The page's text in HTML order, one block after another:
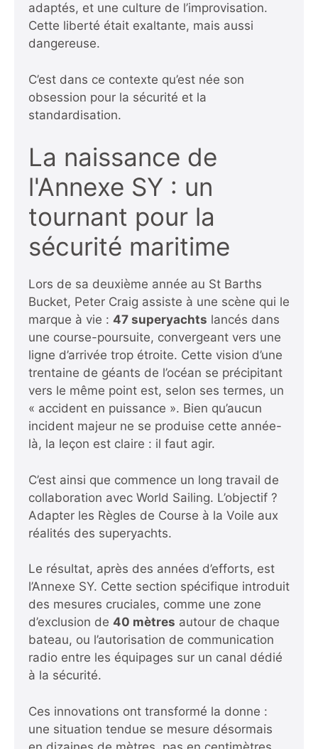
adaptés, et une culture de l’improvisation.
Cette liberté était exaltante, mais aussi
dangereuse.
C’est dans ce contexte qu’est née son
obsession pour la sécurité et la
standardisation.
La naissance de
l'Annexe SY : un
tournant pour la
sécurité maritime
Lors de sa deuxième année au St Barths
Bucket, Peter Craig assiste à une scène qui le
marque à vie : 47 superyachts lancés dans
une course-poursuite, convergeant vers une
ligne d’arrivée trop étroite. Cette vision d’une
trentaine de géants de l’océan se précipitant
vers le même point est, selon ses termes, un
« accident en puissance ». Bien qu’aucun
incident majeur ne se produise cette année-
là, la leçon est claire : il faut agir.
C’est ainsi que commence un long travail de
collaboration avec World Sailing. L’objectif ?
Adapter les Règles de Course à la Voile aux
réalités des superyachts.
Le résultat, après des années d’efforts, est
l’Annexe SY. Cette section spécifique introduit
des mesures cruciales, comme une zone
d’exclusion de 40 mètres autour de chaque
bateau, ou l’autorisation de communication
radio entre les équipages sur un canal dédié
à la sécurité.
Ces innovations ont transformé la donne :
une situation tendue se mesure désormais